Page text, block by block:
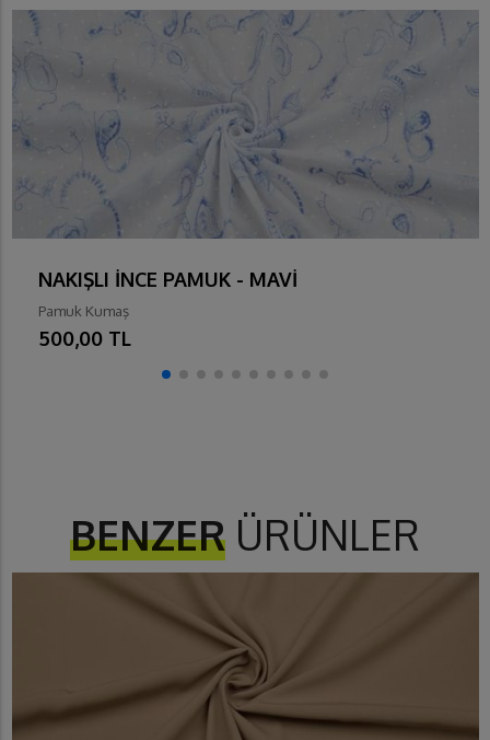
NAKIŞLI İNCE PAMUK - MAVİ
Pamuk Kumaş
500,00 TL
BENZER ÜRÜNLER